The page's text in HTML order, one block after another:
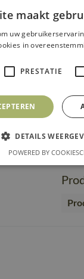
Url
maakt
uw
in
PRESTATIE
DETAILS
POWERED BY